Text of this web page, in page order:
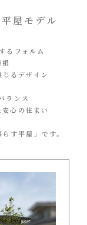
屋モデル
るフォルム
るデザイン
ランス
心の住まい
す平屋」です。